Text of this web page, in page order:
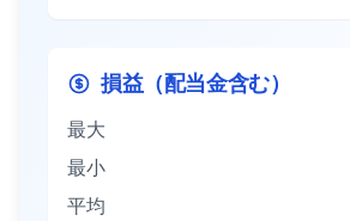
損益（配当金含む）
最大
最小
平均